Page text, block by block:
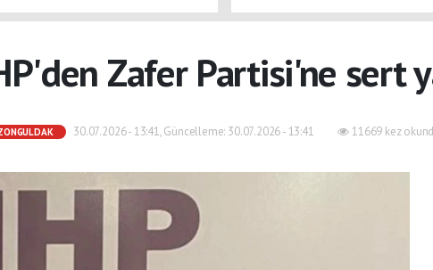
Zafer Partisi'ne sert
30.07.2026 - 13:41, Güncelleme: 30.07.2026 - 13:41 11669 kez